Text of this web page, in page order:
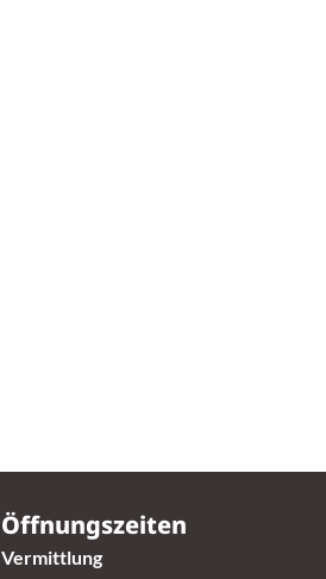
Öffnungszeiten
Vermittlung